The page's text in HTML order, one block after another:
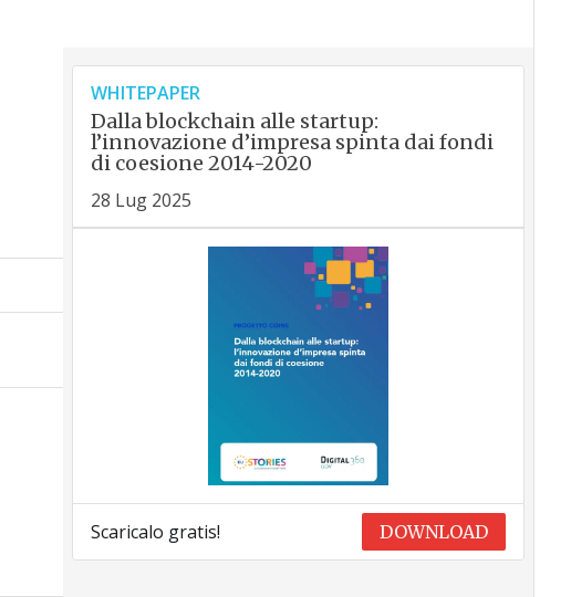
WHITEPAPER
Dalla blockchain alle startup:
l’innovazione d’impresa spinta dai fondi
di coesione 2014-2020
28 Lug 2025
Scaricalo gratis! DOWNLOAD